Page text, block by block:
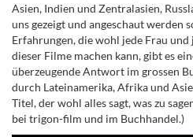
Asien, Indien und Zentralasien,
uns gezeigt und angeschaut werden
Erfahrungen, die wohl jede Frau
dieser Filme machen kann, gibt es
überzeugende Antwort im grossen
durch Lateinamerika, Afrika und
Titel, der wohl alles sagt, was zu
bei trigon-film und im Buchhandel.)